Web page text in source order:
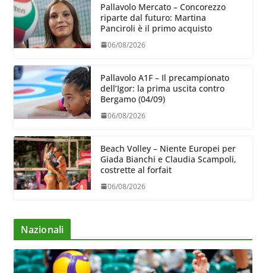
Pallavolo Mercato – Concorezzo
riparte dal futuro: Martina
Panciroli è il primo acquisto
06/08/2026
Pallavolo A1F – Il precampionato
dell’Igor: la prima uscita contro
Bergamo (04/09)
06/08/2026
Beach Volley – Niente Europei per
Giada Bianchi e Claudia Scampoli,
costrette al forfait
06/08/2026
Nazionali